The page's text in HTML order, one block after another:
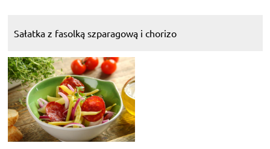
Sałatka z fasolką szparagową i chorizo